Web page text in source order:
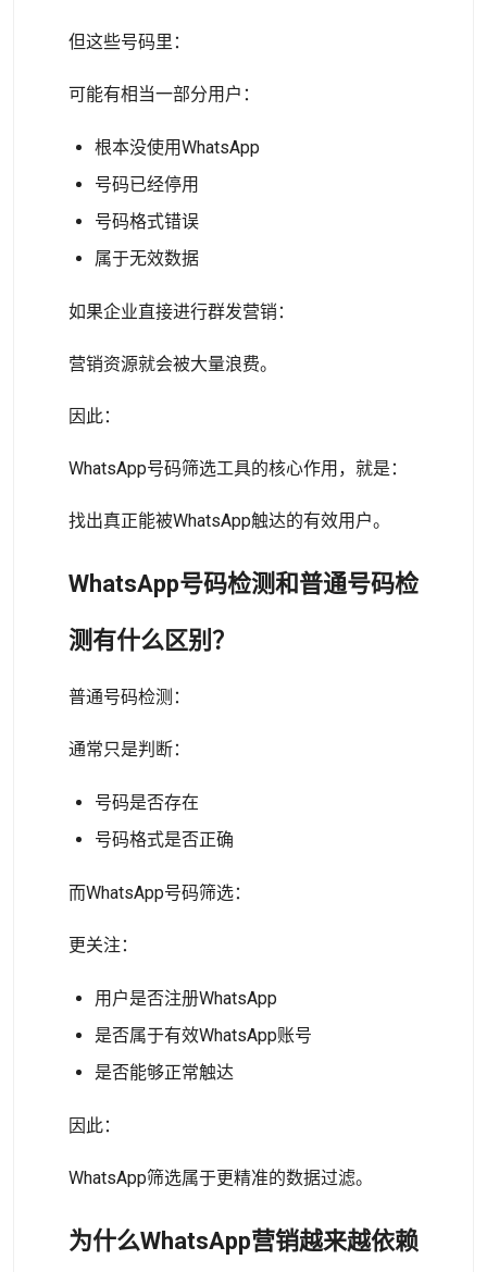
但这些号码里：
可能有相当一部分用户：
根本没使用WhatsApp
号码已经停用
号码格式错误
属于无效数据
如果企业直接进行群发营销：
营销资源就会被大量浪费。
因此：
WhatsApp号码筛选工具的核心作用，就是：
找出真正能被WhatsApp触达的有效用户。
WhatsApp号码检测和普通号码检
测有什么区别？
普通号码检测：
通常只是判断：
号码是否存在
号码格式是否正确
而WhatsApp号码筛选：
更关注：
用户是否注册WhatsApp
是否属于有效WhatsApp账号
是否能够正常触达
因此：
WhatsApp筛选属于更精准的数据过滤。
为什么WhatsApp营销越来越依赖